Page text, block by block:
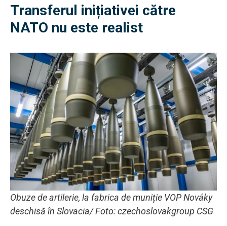
Transferul inițiativei către
NATO nu este realist
Obuze de artilerie, la fabrica de muniție VOP Nováky
deschisă în Slovacia/ Foto: czechoslovakgroup CSG